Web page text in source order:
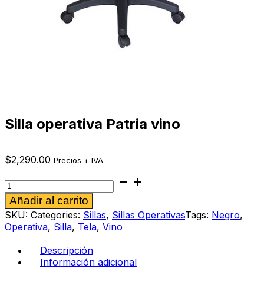
Silla operativa Patria vino
$2,290.00 Precios + IVA
Silla
operativa
Patria
vino
cantidad
Añadir al carrito
SKU: Categories: Sillas, Sillas OperativasTags: Negro,
Operativa, Silla, Tela, Vino
Descripción
Información adicional